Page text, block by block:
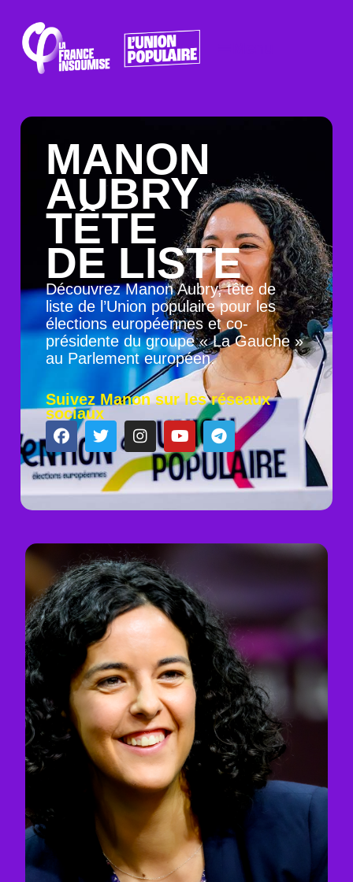
MANON
AUBRY
TÊTE
DE LISTE
Découvrez Manon Aubry, tête de
liste de l’Union populaire pour les
élections européennes et co-
présidente du groupe « La Gauche »
au Parlement européen.
Suivez Manon sur les réseaux
sociaux